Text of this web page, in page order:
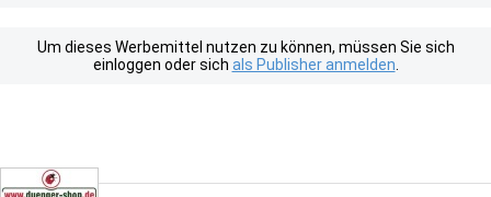
Um dieses Werbemittel nutzen zu können, müssen Sie sich
einloggen oder sich als Publisher anmelden